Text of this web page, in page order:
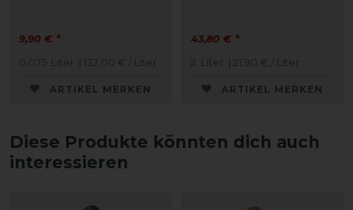
9,90 € *
0.075 Liter | 132,00 € / Liter
ARTIKEL MERKEN
43,80 € *
2 Liter | 21,90 € / Liter
ARTIKEL MERKEN
Diese Produkte könnten dich auch
interessieren